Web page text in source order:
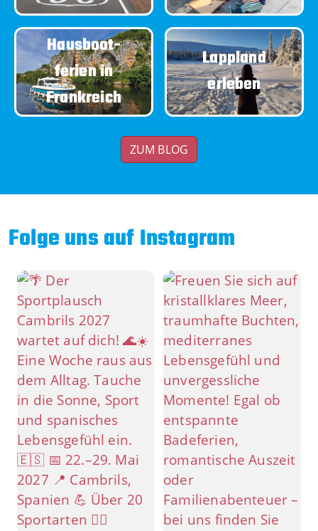
Hausboot-
ferien in
Frankreich
Lappland
erleben
ZUM BLOG
Folge uns auf Instagram